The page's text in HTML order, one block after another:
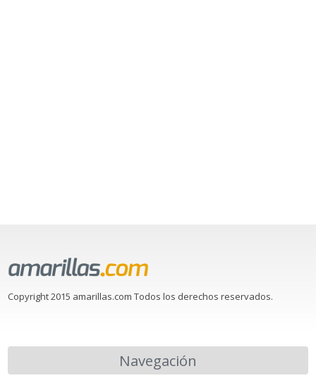
Copyright 2015 amarillas.com Todos los derechos reservados.
Navegación